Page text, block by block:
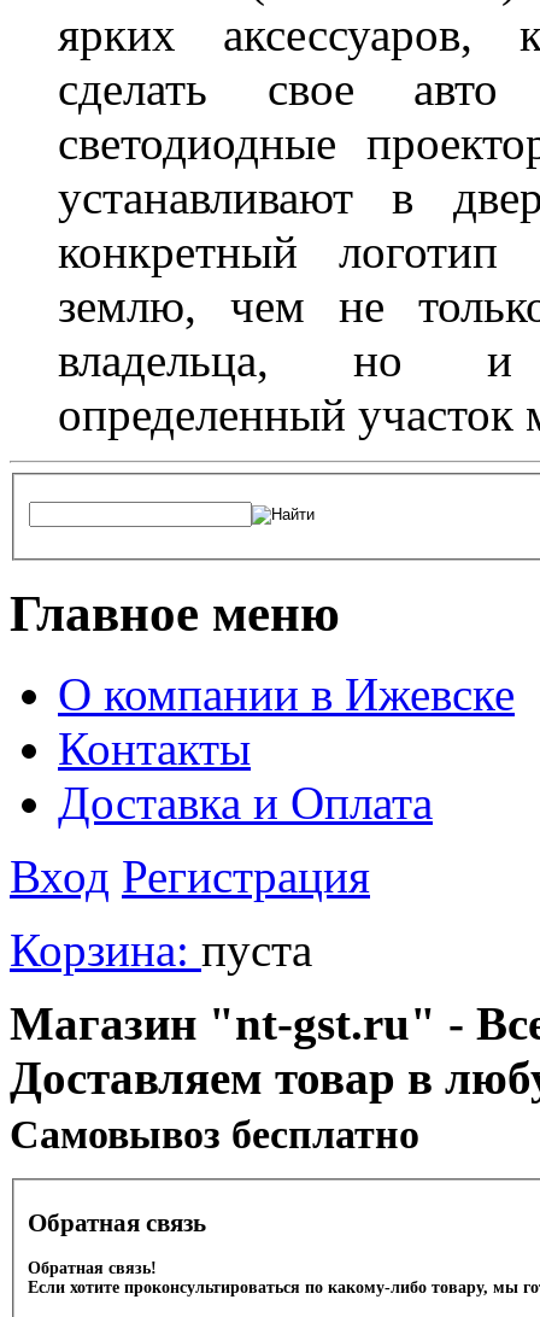
ярких аксессуаров,
сделать свое
светодиодные
устанавливают в
конкретный логотип
землю, чем не
владельца, но и
определенный участок
Главное меню
О компании в Ижевске
Контакты
Доставка и Оплата
Вход Регистрация
Корзина: пуста
Магазин "nt-gst.ru" -
Доставляем товар в
Cамовывоз бесплатно
Обратная связь
Обратная связь!
Если хотите проконсультироваться по какому-либо товару, мы